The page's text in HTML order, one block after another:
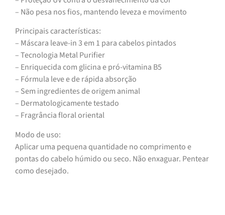
– Não pesa nos fios, mantendo leveza e movimento
Principais características:
– Máscara leave-in 3 em 1 para cabelos pintados
– Tecnologia Metal Purifier
– Enriquecida com glicina e pró-vitamina B5
– Fórmula leve e de rápida absorção
– Sem ingredientes de origem animal
– Dermatologicamente testado
– Fragrância floral oriental
Modo de uso:
Aplicar uma pequena quantidade no comprimento e
pontas do cabelo húmido ou seco. Não enxaguar. Pentear
como desejado.